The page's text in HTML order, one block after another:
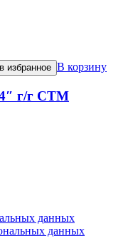
избранное В корзину
г/г CTM
данных
данных